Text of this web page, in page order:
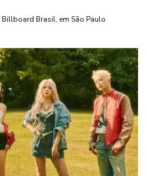
Billboard Brasil, em São Paulo